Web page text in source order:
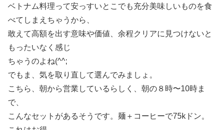
ベトナム料理って安っすいとこでも充分美味しいものを食
べてしまえちゃうから、
敢えて高額を出す意味や価値、余程クリアに見つけないと
もったいなく感じ
ちゃうのよね(^^;
でもま、気を取り直して選んでみましょ。
こちら、朝から営業しているらしく、朝の８時〜10時ま
で、
こんなセットがあるそうです。麺＋コーヒーで75kドン。